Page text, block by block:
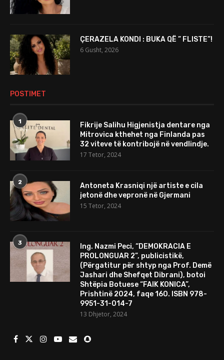
ÇERAZELA KONDI : BUKA QË ” FLISTE”!
6 Gusht, 2026
POSTIMET
1
Fikrije Salihu Higjenistja dentare nga
Mitrovica kthehet nga Finlanda pas
32 viteve të kontribojë në vendlindje.
17 Tetor, 2024
2
Antoneta Krasniqi një artiste e cila
jetonë dhe vepronë në Gjermani
15 Tetor, 2024
3
Ing. Nazmi Peci, “DEMOKRACIA E
PROLONGUAR 2”, publicistikë,
(Përgatitur për shtyp nga Prof. Demë
Jashari dhe Shefqet Dibrani), botoi
Shtëpia Botuese “FAIK KONICA”,
Prishtinë 2024, faqe 160. ISBN 978-
9951-31-014-7
13 Dhjetor, 2024